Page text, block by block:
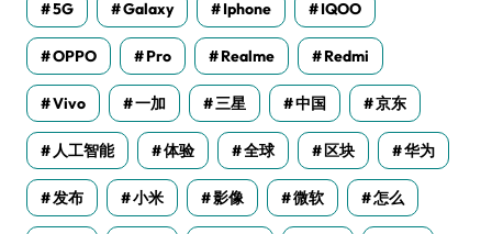
5G Galaxy Iphone IQOO
OPPO Pro Realme Redmi
Vivo 一加 三星 中国 京东
人工智能 体验 全球 区块 华为
发布 小米 影像 微软 怎么